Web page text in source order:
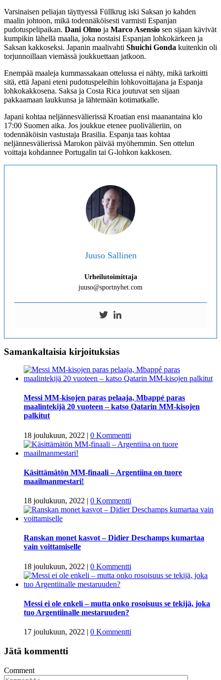
Varsinaisen peliajan täyttyessä Füllkrug iski Saksan jo kahden
maalin johtoon, mikä todennäköisesti varmisti Espanjan
pudotuspelipaikan. Dani Olmo ja Marco Asensio sen sijaan kävivät
kumpikin lähellä maalia, joka nostaisi Espanjan lohkokärkeen ja
Saksan kakkoseksi. Japanin maalivahti Shuichi Gonda kuitenkin oli
torjunnoillaan viemässä joukkuettaan jatkoon.
Enempää maaleja kummassakaan ottelussa ei nähty, mikä tarkoitti
sitä, että Japani eteni pudotuspeleihin lohkovoittajana ja Espanja
lohkokakkosena. Saksa ja Costa Rica joutuvat sen sijaan
pakkaamaan laukkunsa ja lähtemään kotimatkalle.
Japani kohtaa neljännesvälierissä Kroatian ensi maanantaina klo
17:00 Suomen aika. Jos joukkue etenee puolivälieriin, on
todennäköisin vastustaja Brasilia. Espanja taas kohtaa
neljännesvälierissä Marokon päivää myöhemmin. Sen ottelun
voittaja kohdannee Portugalin tai G-lohkon kakkosen.
Juuso Sallinen
Urheilutoimittaja
juuso@sportnyhet.com
Samankaltaisia kirjoituksias
Messi MM-kisojen paras pelaaja, Mbappé paras
maalintekijä 20 vuoteen – katso Qatarin MM-kisojen
palkitut
18 joulukuun, 2022 | 0 Kommentti
Käsittämätön MM-finaali – Argentiina on tuore
maailmanmestari!
18 joulukuun, 2022 | 0 Kommentti
Ranskan monet kasvot – Didier Deschamps kumartaa
vain voittamiselle
18 joulukuun, 2022 | 0 Kommentti
Messi ei ole enkeli – mutta onko rosoisuus se tekijä, joka
tuo Argentiinalle mestaruuden?
17 joulukuun, 2022 | 0 Kommentti
Jätä kommentti
Comment